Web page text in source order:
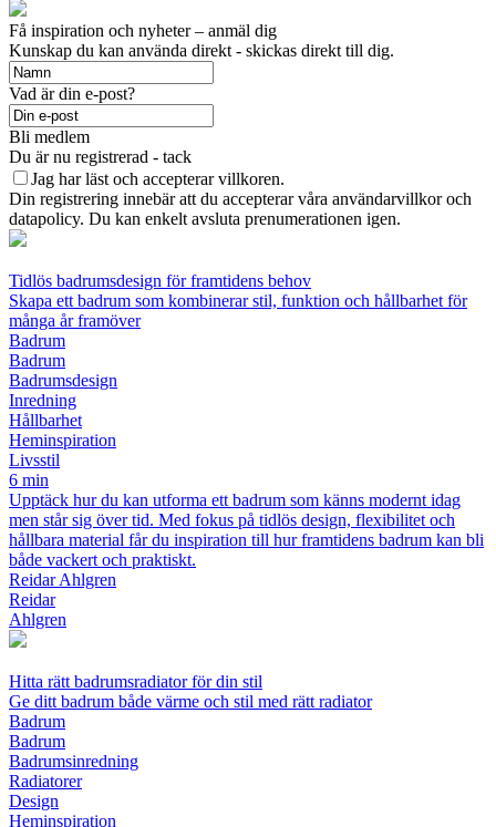
Få inspiration och nyheter – anmäl dig
Kunskap du kan använda direkt - skickas direkt till dig.
Vad är din e-post?
Bli medlem
Du är nu registrerad - tack
Jag har läst och accepterar villkoren.
Din registrering innebär att du accepterar våra användarvillkor och
datapolicy. Du kan enkelt avsluta prenumerationen igen.
Tidlös badrumsdesign för framtidens behov
Skapa ett badrum som kombinerar stil, funktion och hållbarhet för
många år framöver
Badrum
Badrum
Badrumsdesign
Inredning
Hållbarhet
Heminspiration
Livsstil
6 min
Upptäck hur du kan utforma ett badrum som känns modernt idag
men står sig över tid. Med fokus på tidlös design, flexibilitet och
hållbara material får du inspiration till hur framtidens badrum kan bli
både vackert och praktiskt.
Reidar Ahlgren
Reidar
Ahlgren
Hitta rätt badrumsradiator för din stil
Ge ditt badrum både värme och stil med rätt radiator
Badrum
Badrum
Badrumsinredning
Radiatorer
Design
Heminspiration